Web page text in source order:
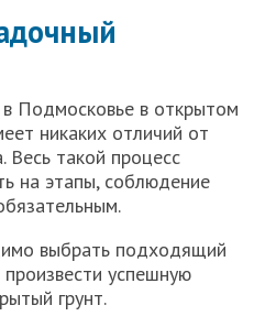
Подмосковье в открытом
никаких отличий от
Весь такой процесс
на этапы, соблюдение
выбрать подходящий
успешную
грунт.